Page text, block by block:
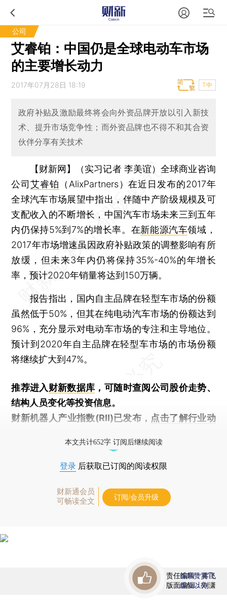
公司
艾睿铂：中国仍是全球电动车市场
的主要增长动力
2017年07月28日 18:19 T中
政府补贴及激励最终将会向外资品牌开放以引入新技
术、提升市场竞争性；而外资品牌也不得不和其合资
伙伴分享有关技术
【财新网】（实习记者 李美谊）全球商业咨询
公司艾睿铂 （AlixPartners）在近日发布的2017年
全球汽车市场展望中指出，伴随中产阶级规模及可
支配收入的不断增长，中国汽车市场未来三到五年
内仍保持5%到7%的增长率。在新能源汽车领域，
2017年市场增速虽因政府补贴政策的调整影响有所
放缓，但未来3年内仍将保持35%-40%的年增长
率，预计2020年销量将达到150万辆。
报告指出，国内自主品牌在轻型车市场的份额
虽然低于50%，但其在纯电动汽车市场的份额达到
96%，充分显示对电动车市场的专注和主导地位。
预计到2020年自主品牌在轻型车市场的市场份额
将继续扩大到47%。
推荐进入财新数据库 ，可随时查阅公司股价走势、
结构人员变化等投资信息。
财新机器人产业指数(RII)已发布， 点击了解行业动
本文共计652字 订阅后继续阅读
登录 后获取已订阅的阅读权限
财新通会员
可畅读全文
订阅/会员升级
责任编辑：蒋飞
版面编辑：刘潇
首席赞赏官
虚位以待